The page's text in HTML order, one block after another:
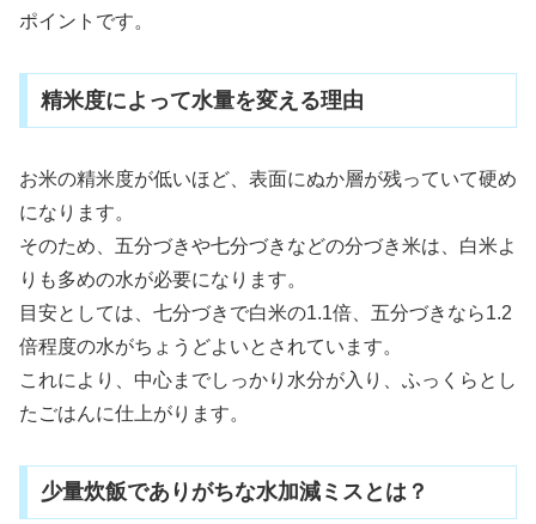
ポイントです。
精米度によって水量を変える理由
お米の精米度が低いほど、表面にぬか層が残っていて硬め
になります。
そのため、五分づきや七分づきなどの分づき米は、白米よ
りも多めの水が必要になります。
目安としては、七分づきで白米の1.1倍、五分づきなら1.2
倍程度の水がちょうどよいとされています。
これにより、中心までしっかり水分が入り、ふっくらとし
たごはんに仕上がります。
少量炊飯でありがちな水加減ミスとは？